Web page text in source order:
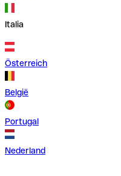
Italia
Österreich
België
Portugal
Nederland